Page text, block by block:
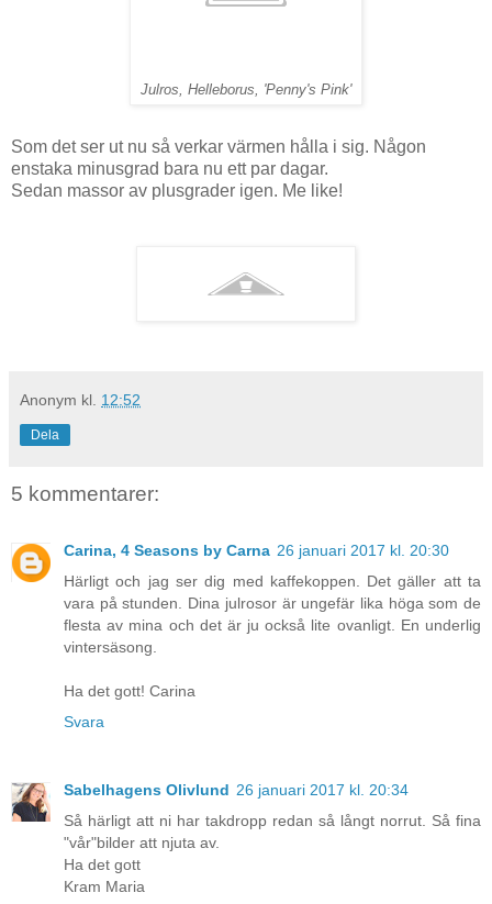
Julros, Helleborus, 'Penny's Pink'
Som det ser ut nu så verkar värmen hålla i sig. Någon
enstaka minusgrad bara nu ett par dagar.
Sedan massor av plusgrader igen. Me like!
Anonym kl. 12:52
Dela
5 kommentarer:
Carina, 4 Seasons by Carna 26 januari 2017 kl. 20:30
Härligt och jag ser dig med kaffekoppen. Det gäller att ta
vara på stunden. Dina julrosor är ungefär lika höga som de
flesta av mina och det är ju också lite ovanligt. En underlig
vintersäsong.
Ha det gott! Carina
Svara
Sabelhagens Olivlund 26 januari 2017 kl. 20:34
Så härligt att ni har takdropp redan så långt norrut. Så fina
"vår"bilder att njuta av.
Ha det gott
Kram Maria